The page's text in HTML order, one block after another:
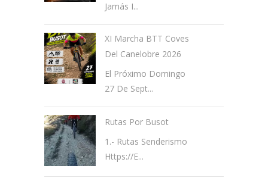
Jamás I...
XI Marcha BTT Coves
Del Canelobre 2026
El Próximo Domingo
27 De Sept...
Rutas Por Busot
1.- Rutas Senderismo
Https://e...